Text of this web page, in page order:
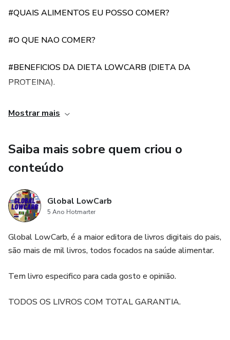
#QUAIS ALIMENTOS EU POSSO COMER?
#O QUE NAO COMER?
#BENEFICIOS DA DIETA LOWCARB (DIETA DA
PROTEINA).
#É PARA TODO MUNDO A DIETA LOWCARB.
# 135 RECEITAS DE PIZZAS LOWCARB PARA
# 73 RECEITAS COM BATATA DOCE PARA SUA DIETA
FICAR MAIS DIVERSIFICADA
Acesse este link e veja alguns modelos de livros como
são por dentro.
https://www.youtube.com/watch?v=QM0irbNQnjg
Mostrar mais
Saiba mais sobre quem criou o
conteúdo
Global LowCarb
5 Ano Hotmarter
Global LowCarb, é a maior editora de livros digitais do pais,
são mais de mil livros, todos focados na saúde alimentar.
Tem livro especifico para cada gosto e opinião.
TODOS OS LIVROS COM TOTAL GARANTIA.